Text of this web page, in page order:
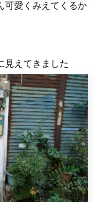
愛くみえてくるか
見えてきました